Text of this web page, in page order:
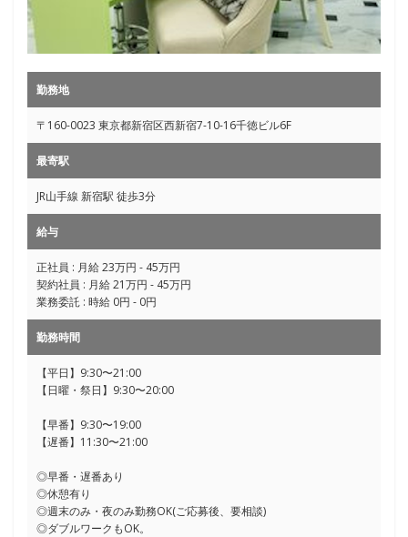
勤務地
〒160-0023 東京都新宿区西新宿7-10-16千徳ビル6F
最寄駅
JR山手線 新宿駅 徒歩3分
給与
正社員 : 月給 23万円 - 45万円
契約社員 : 月給 21万円 - 45万円
業務委託 : 時給 0円 - 0円
勤務時間
【平日】9:30〜21:00
【日曜・祭日】9:30〜20:00
【早番】9:30〜19:00
【遅番】11:30〜21:00
◎早番・遅番あり
◎休憩有り
◎週末のみ・夜のみ勤務OK(ご応募後、要相談)
◎ダブルワークもOK。